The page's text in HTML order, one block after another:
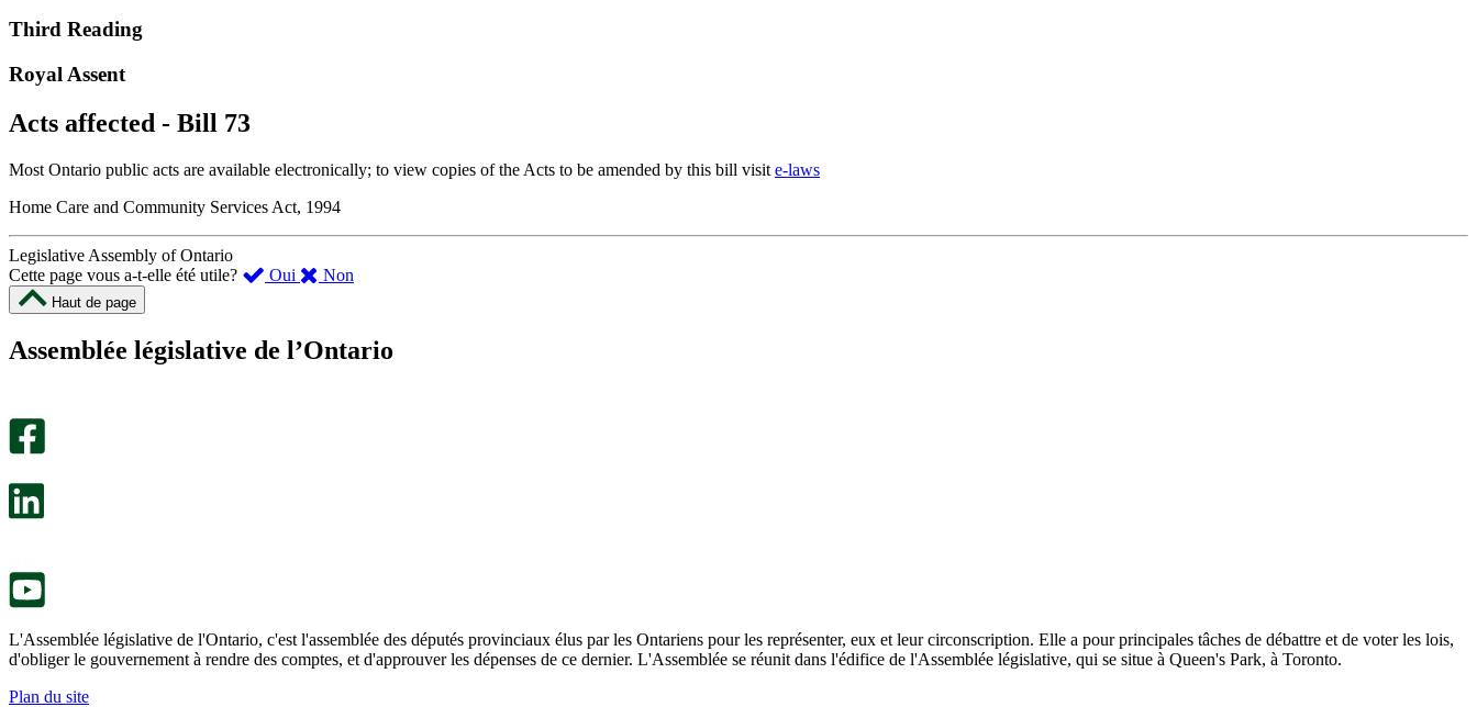
Third Reading
Royal Assent
Acts affected - Bill 73
Most Ontario public acts are available electronically; to view copies of the Acts to be amended by this bill visit e-laws
Home Care and Community Services Act, 1994
Legislative Assembly of Ontario
Cette page vous a-t-elle été utile?
Oui ,
été
Non
m’a
Haut de page
Assemblée législative de l’Ontario
L'Assemblée législative de l'Ontario, c'est l'assemblée des députés provinciaux élus par les Ontariens pour les représenter, eux et leur circonscription. Elle a pour principales tâches de débattre et de voter les lois,
d'obliger le gouvernement à rendre des comptes, et d'approuver les dépenses de ce dernier. L'Assemblée se réunit dans l'édifice de l'Assemblée législative, qui se situe à Queen's Park, à Toronto.
Plan du site